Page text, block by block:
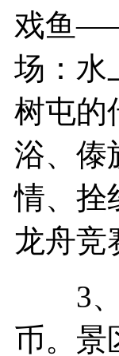
戏鱼
场：
树屯
浴、傣
情、拴
龙舟竞
3、
币。景